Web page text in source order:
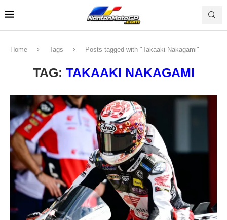
Home Tags Posts tagged with "Takaaki Nakagami"
TAG: TAKAAKI NAKAGAMI